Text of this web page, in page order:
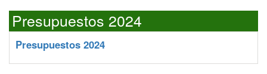
Presupuestos 2024
Presupuestos 2024